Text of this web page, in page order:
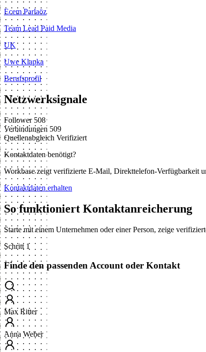
Ecem Parlaöz
Team Lead Paid Media
UK
Uwe Klapka
Berufsprofil
Netzwerksignale
Follower 508
Verbindungen 509
Quellenabgleich Verifiziert
Kontaktdaten benötigt?
Workbase zeigt verifizierte E-Mail, Direkttelefon-Verfügbarkeit
Kontaktdaten erhalten
So funktioniert Kontaktanreicherung
Starte mit einem Unternehmen oder einer Person, zeige
Schritt 1
Finde den passenden Account oder Kontakt
Max Ritter
Anna Weber